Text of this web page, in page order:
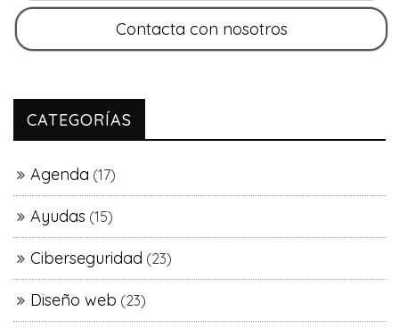
CATEGORÍAS
Agenda (17)
Ayudas (15)
Ciberseguridad (23)
Diseño web (23)